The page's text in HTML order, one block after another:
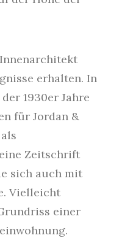
erhalten. In
1930er Jahre
für Jordan &
Zeitschrift
sich auch mit
Vielleicht
einer